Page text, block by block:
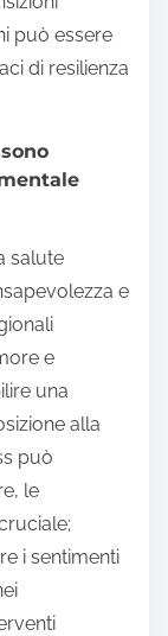
può essere
di resilienza
salute
e
e
una
alla
può
le
i sentimenti